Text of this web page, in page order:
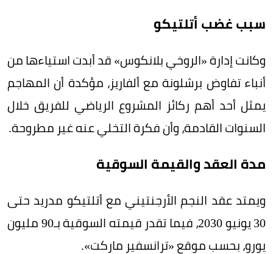
سبب غضب أتلتيكو
وكانت إدارة «الروخي بلانكوس» قد أبدت استياءها من
أنباء تفاوض برشلونة مع ألفاريز، مؤكدة أن المهاجم
يمثل أحد أهم ركائز المشروع الرياضي للفريق خلال
السنوات القادمة، وأن فكرة التخلي عنه غير مطروحة.
مدة العقد والقيمة السوقية
ويمتد عقد النجم الأرجنتيني مع أتلتيكو مدريد حتى
30 يونيو 2030، فيما تقدر قيمته السوقية بـ90 مليون
يورو، بحسب موقع «ترانسفير ماركت».